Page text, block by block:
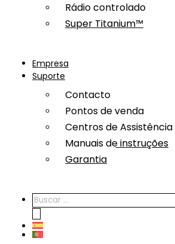
Rádio controlado
Super Titanium™
Empresa
Suporte
Contacto
Pontos de venda
Centros de Assistência
Manuais de instruções
Garantia
Products
search